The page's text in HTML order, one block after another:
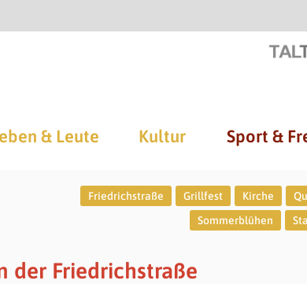
& Leute Kultur Sport &
Friedrichstraße Grillfest Kirche
Sommerblühen
der Friedrichstraße